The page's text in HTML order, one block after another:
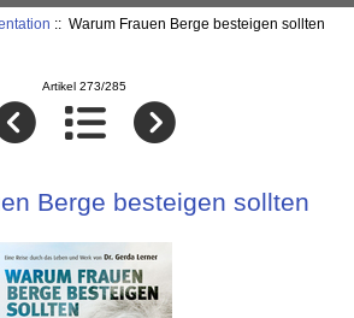
:: Warum Frauen Berge besteigen sollten
Artikel 273/285
Berge besteigen sollten